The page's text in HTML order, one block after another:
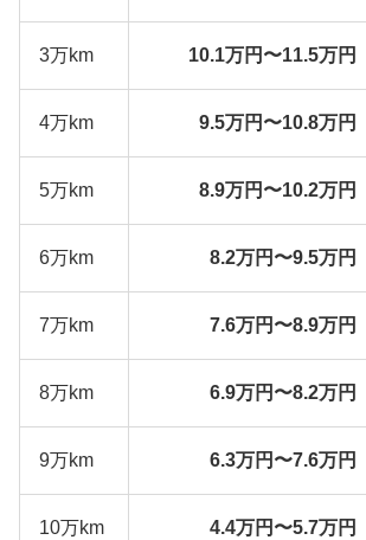
3万km 10.1万円〜11.5万円
4万km 9.5万円〜10.8万円
5万km 8.9万円〜10.2万円
6万km 8.2万円〜9.5万円
7万km 7.6万円〜8.9万円
8万km 6.9万円〜8.2万円
9万km 6.3万円〜7.6万円
10万km 4.4万円〜5.7万円